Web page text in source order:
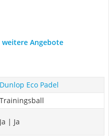
Angebote
Dunlop Eco Padel
Trainingsball
Ja | Ja